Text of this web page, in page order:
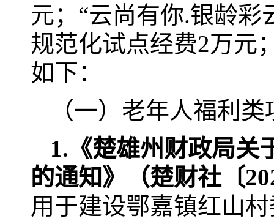
元；“云尚有你.银龄彩
规范化试点经费2万元
如下：
（一）老年人福利类
1.《楚雄州财政局关
的通知》（楚财社〔
用于建设鄂嘉镇红山